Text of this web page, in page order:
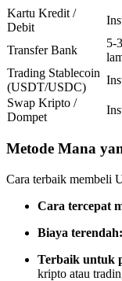
Bergabunglah
Menjadi
Nikmati
Kartu Kredit /
Debit
Transfer Bank
5-
Trading Stablecoin
(USDT/USDC)
Swap Kripto /
Dompet
Metode Mana
Cara terbaik membeli
Cara tercepat
Biaya terendah:
Terbaik untuk
kripto atau